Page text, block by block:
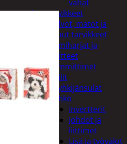
vahat
Autotarvikkeet
Kalvot, matot ja
muut tarvikkeet
Lumiharjat ja
peitteet
Lämmittimet
Peilit
Pyyhkijänsulat
Sähkö
Invertterit
Johdot ja
liittimet
Lisä ja työvalot